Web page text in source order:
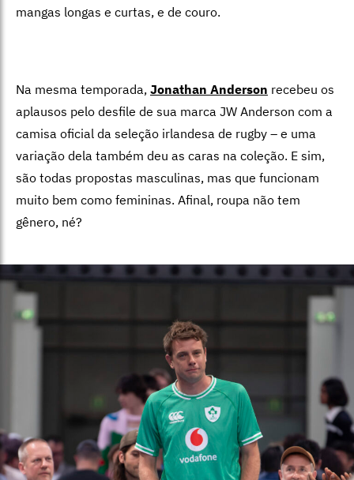
mangas longas e curtas, e de couro.
Na mesma temporada, Jonathan Anderson recebeu os
aplausos pelo desfile de sua marca JW Anderson com a
camisa oficial da seleção irlandesa de rugby – e uma
variação dela também deu as caras na coleção. E sim,
são todas propostas masculinas, mas que funcionam
muito bem como femininas. Afinal, roupa não tem
gênero, né?